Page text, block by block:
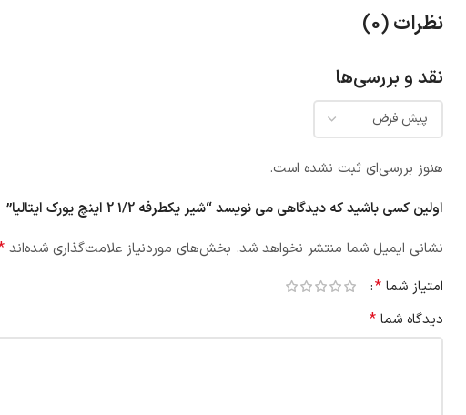
نظرات (0)
نقد و بررسی‌ها
هنوز بررسی‌ای ثبت نشده است.
اولین کسی باشید که دیدگاهی می نویسد “شیر یکطرفه 1/2 2 اینچ یورک ایتالیا”
نشانی ایمیل شما منتشر نخواهد شد. بخش‌های موردنیاز علامت‌گذاری شده‌اند
امتیاز شما *
دیدگاه شما *